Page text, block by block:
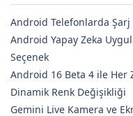
Android Telefonlarda Şarj
Android Yapay Zeka
Seçenek
Android 16 Beta 4 ile Her
Dinamik Renk Değişikliği
Gemini Live Kamera ve